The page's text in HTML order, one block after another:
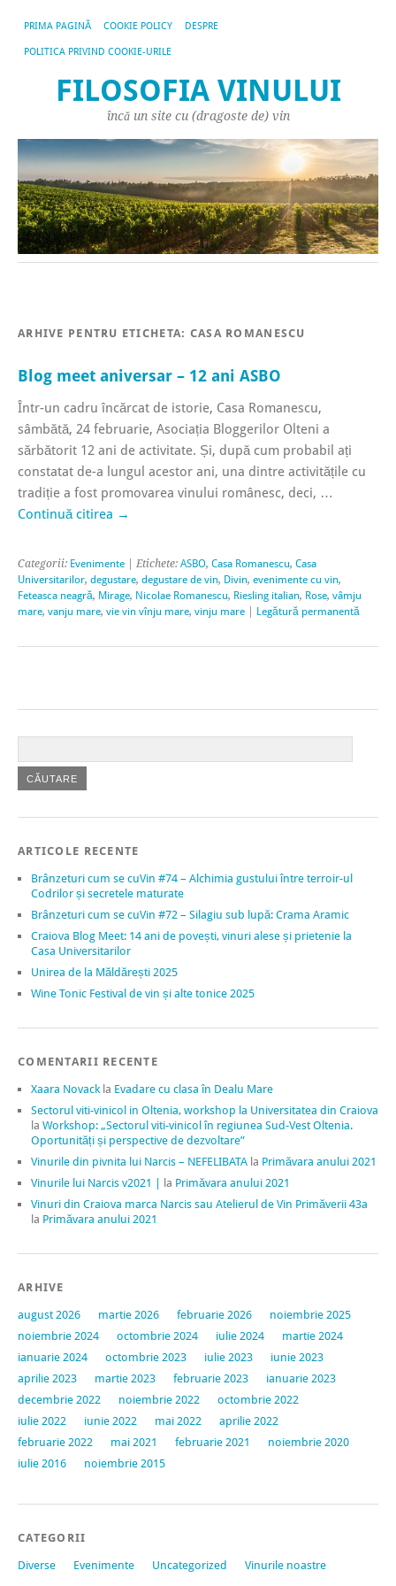
PRIMA PAGINĂ COOKIE POLICY DESPRE
POLITICA PRIVIND COOKIE-URILE
FILOSOFIA VINULUI
încă un site cu (dragoste de) vin
ARHIVE PENTRU ETICHETA: CASA ROMANESCU
Blog meet aniversar – 12 ani ASBO
Într-un cadru încărcat de istorie, Casa Romanescu,
sâmbătă, 24 februarie, Asociația Bloggerilor Olteni a
sărbătorit 12 ani de activitate. Și, după cum probabil ați
constatat de-a lungul acestor ani, una dintre activitățile cu
tradiție a fost promovarea vinului românesc, deci, …
Continuă citirea →
Categorii: Evenimente | Etichete: ASBO, Casa Romanescu, Casa
Universitarilor, degustare, degustare de vin, Divin, evenimente cu vin,
Feteasca neagră, Mirage, Nicolae Romanescu, Riesling italian, Rose, vâmju
mare, vanju mare, vie vin vînju mare, vinju mare Legătură permanentă
ARTICOLE RECENTE
Brânzeturi cum se cuVin #74 – Alchimia gustului între terroir-ul
Codrilor și secretele maturate
Brânzeturi cum se cuVin #72 – Silagiu sub lupă: Crama Aramic
Craiova Blog Meet: 14 ani de povești, vinuri alese și prietenie la
Casa Universitarilor
Unirea de la Măldărești 2025
Wine Tonic Festival de vin și alte tonice 2025
COMENTARII RECENTE
Xaara Novack la Evadare cu clasa în Dealu Mare
Sectorul viti-vinicol in Oltenia, workshop la Universitatea din Craiova
la Workshop: „Sectorul viti-vinicol în regiunea Sud-Vest Oltenia.
Oportunități și perspective de dezvoltare”
Vinurile din pivnita lui Narcis – NEFELIBATA la Primăvara anului 2021
Vinurile lui Narcis v2021 | la Primăvara anului 2021
Vinuri din Craiova marca Narcis sau Atelierul de Vin Primăverii 43a
la Primăvara anului 2021
ARHIVE
august 2026 martie 2026 februarie 2026
noiembrie 2025
noiembrie 2024
octombrie 2024 iulie 2024
martie 2024
ianuarie 2024
octombrie 2023 iulie 2023
iunie 2023
aprilie 2023
martie 2023 februarie 2023
ianuarie 2023
decembrie 2022
noiembrie 2022
octombrie 2022
iulie 2022
iunie 2022 mai 2022
aprilie 2022
februarie 2022
mai 2021 februarie 2021
noiembrie 2020
iulie 2016
noiembrie 2015
CATEGORII
Diverse Evenimente Uncategorized Vinurile noastre